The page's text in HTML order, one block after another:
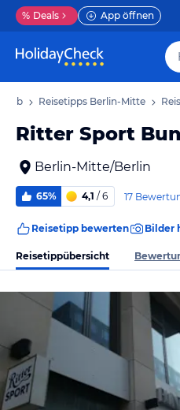
% Deals App öffnen
Reisetipps Berlin-Mitte
Ritter Sport
Berlin-Mitte/Berlin
65% 4,1 / 6 17
Reisetipp bewerten Bilder
Reisetippübersicht